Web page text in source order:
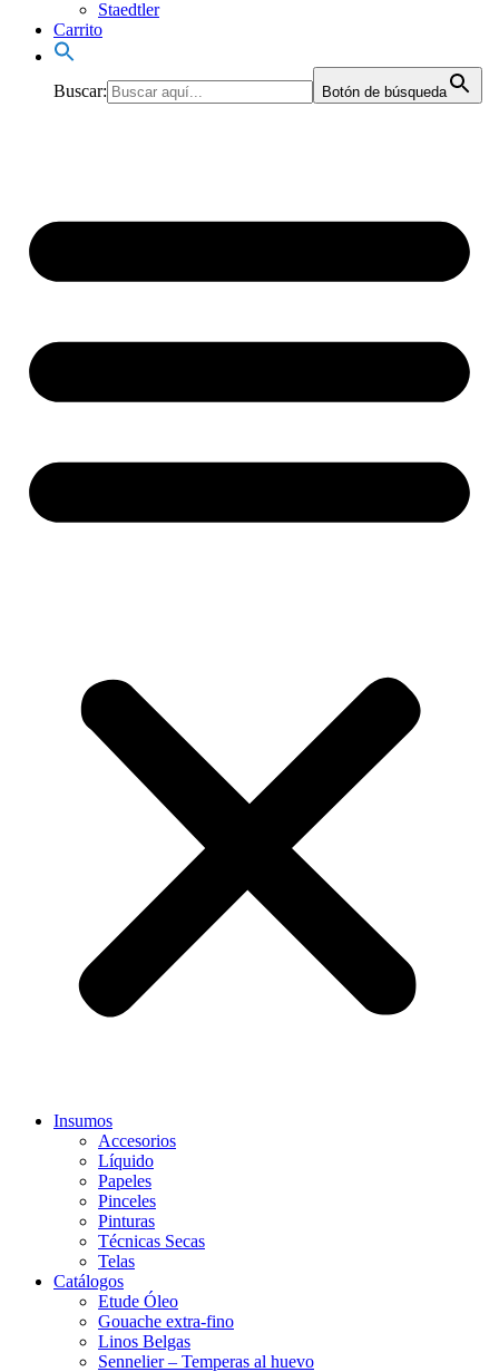
Staedtler
Carrito
Buscar: Botón de búsqueda
Insumos
Accesorios
Líquido
Papeles
Pinceles
Pinturas
Técnicas Secas
Telas
Catálogos
Etude Óleo
Gouache extra-fino
Linos Belgas
Sennelier – Temperas al huevo